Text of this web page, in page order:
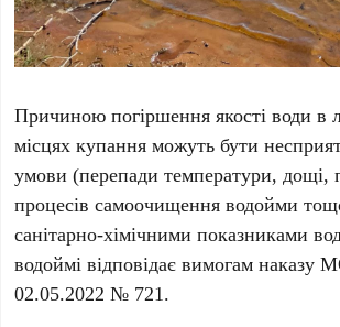
Причиною погіршення якості води в
місцях купання можуть бути
умови (перепади температури, дощі,
процесів самоочищення водойми
санітарно-хімічними показниками
водоймі відповідає вимогам наказу
02.05.2022 № 721.